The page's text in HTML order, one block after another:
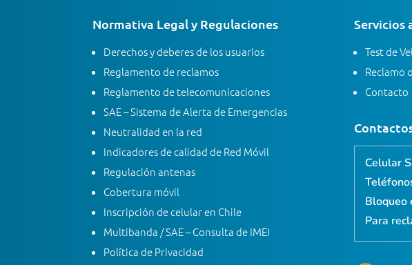
Normativa Legal y Regulaciones
Derechos y deberes de los usuarios
Reglamento de reclamos
Reglamento de telecomunicaciones
SAE – Sistema de Alerta de Emergencias
Neutralidad en la red
Indicadores de calidad de Red Móvil
Regulación antenas
Cobertura móvil
Inscripción de celular en Chile
Multibanda / SAE – Consulta de IMEI
Política de Privacidad
Servicios
Test de
Reclamo
Contacto
Celular
Bloqueo
Para